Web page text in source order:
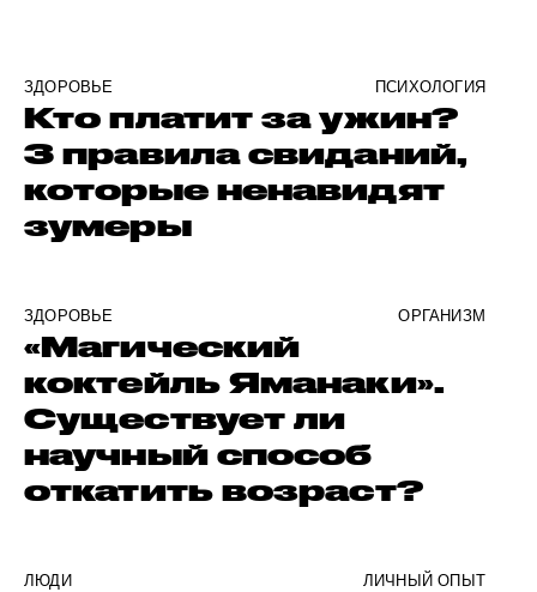
ЗДОРОВЬЕ ПСИХОЛОГИЯ
Кто платит за ужин?
3 правила свиданий,
которые ненавидят
зумеры
ЗДОРОВЬЕ ОРГАНИЗМ
«Магический
коктейль Яманаки».
Существует ли
научный способ
откатить возраст?
ЛЮДИ ЛИЧНЫЙ ОПЫТ